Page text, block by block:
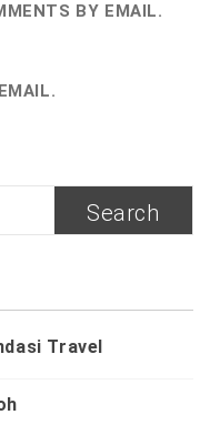
BY EMAIL.
Travel